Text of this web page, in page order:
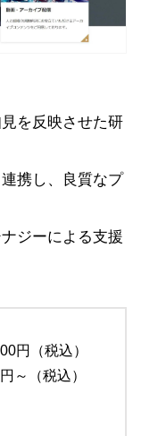
を反映させた研
携し、良質なプ
ジーによる支援
円（税込）
～（税込）